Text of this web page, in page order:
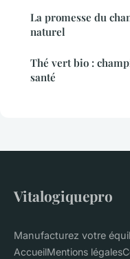
La promesse du
naturel
Thé vert bio :
santé
Vitalogiquepro
Manufacturez votre
AccueilMentions légales